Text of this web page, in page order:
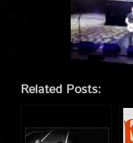
Related Posts: